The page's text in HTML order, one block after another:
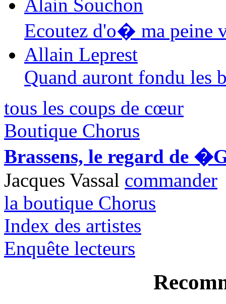
Alain Souchon
Ecoutez d'o� ma peine
Allain Leprest
Quand auront fondu les
tous les coups de cœur
Boutique Chorus
Brassens, le regard de
Jacques Vassal commander
la boutique Chorus
Index des artistes
Enquête lecteurs